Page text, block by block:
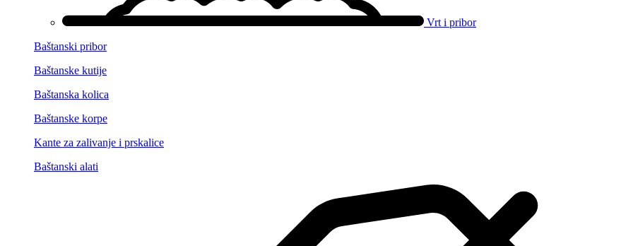
Vrt i pribor
Baštanski pribor
Baštanske kutije
Baštanska kolica
Baštanske korpe
Kante za zalivanje i prskalice
Baštanski alati